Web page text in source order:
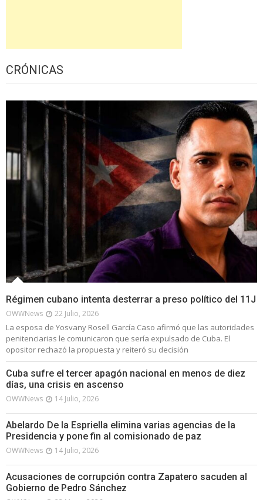
CRÓNICAS
Régimen cubano intenta desterrar a preso político del 11J
OWWNews 22 Julio, 2026
La esposa de Yosvany Rosell García Caso afirmó que las autoridades
penitenciarias le comunicaron que sería expulsado de Cuba. El
opositor rechazó la propuesta y reiteró su decisión
Cuba sufre el tercer apagón nacional en menos de diez
días, una crisis en ascenso
OWWNews 14 Julio, 2026
Abelardo De la Espriella elimina varias agencias de la
Presidencia y pone fin al comisionado de paz
OWWNews 14 Julio, 2026
Acusaciones de corrupción contra Zapatero sacuden al
Gobierno de Pedro Sánchez